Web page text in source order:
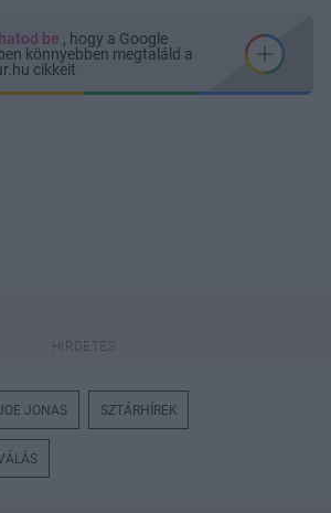
be , hogy a Google
könnyebben megtaláld a
cikkeit
JONAS SZTÁRHÍREK